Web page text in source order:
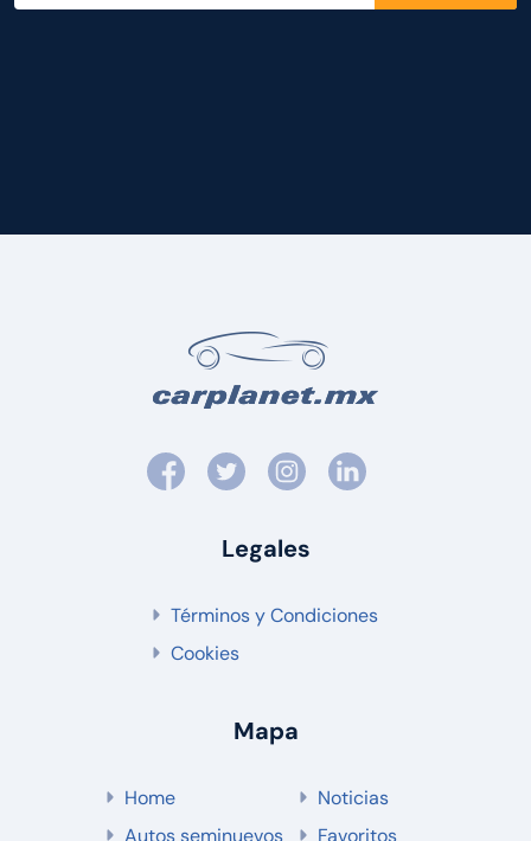
Legales
Términos y Condiciones
Cookies
Mapa
Home
Autos seminuevos
Noticias
Favoritos